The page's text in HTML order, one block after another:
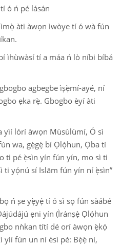
ó ń pé lásán
àti àwọn ìwòye tí ó wà fún
ìhùwàsí tí a máa ń lò níbi bíbá
agbegbe ìṣẹ̀mí-ayé, ní
ẹka rẹ̀. Gbogbo èyí àti
yìí lórí àwọn Mùsùlùmí, Ó sì
wa, gẹ́gẹ́ bí Ọlọ́hun, Ọba tí
ti pé ẹ̀sìn yín fún yín, mo sì ti
yọ́nú sí Islām fún yín ní ẹ̀sìn”
ń ṣe yẹ̀yẹ́ tí ó sì sọ fún sàábé
ẹni yín (Ìránṣẹ́ Ọlọ́hun
nǹkan títí dé orí àwọn ẹ̀kọ́
yìí fún un ní èsì pé: Bẹ́ẹ̀ ni,